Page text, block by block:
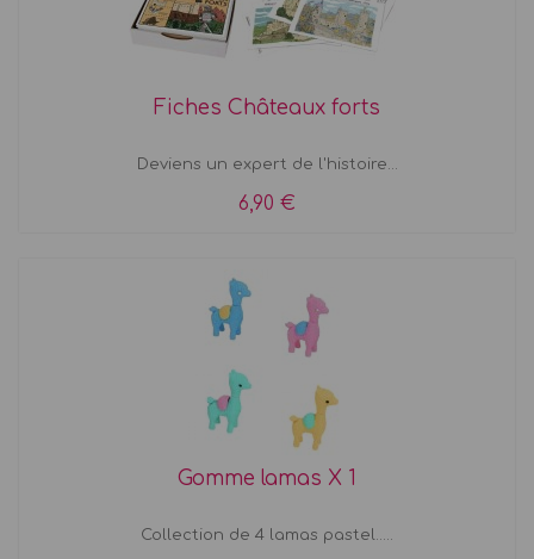
Fiches Châteaux forts
Deviens un expert de l'histoire...
6,90 €
Gomme lamas X 1
Collection de 4 lamas pastel.....